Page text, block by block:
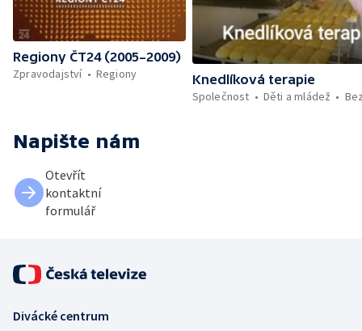
Regiony ČT24 (2005–2009)
Zpravodajství
Regiony
Knedlíková terapie
Společnost
Děti a mládež
Napište nám
Otevřít
kontaktní
formulář
Divácké centrum